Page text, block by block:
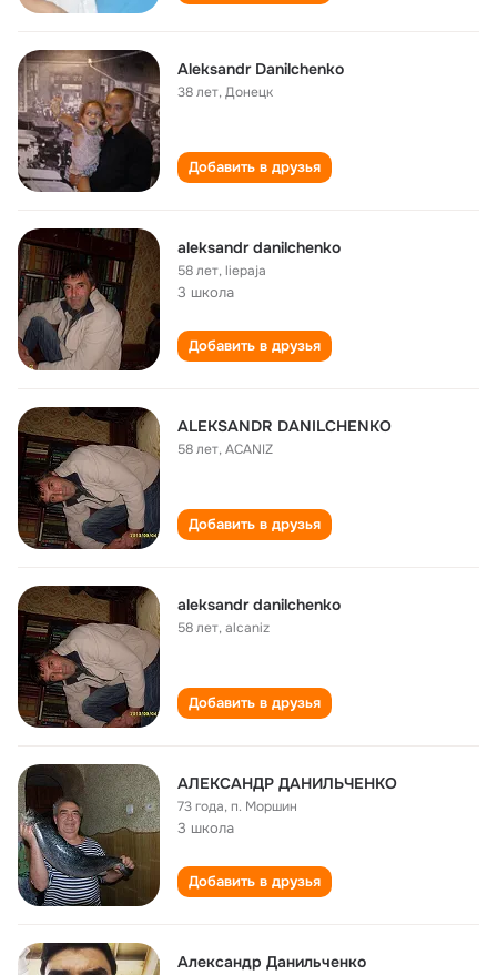
Aleksandr Danilchenko
38 лет,Донецк
Добавить в друзья
aleksandr danilchenko
58 лет,liepaja
3 школа
Добавить в друзья
ALEKSANDR DANILCHENKO
58 лет,ACANIZ
Добавить в друзья
aleksandr danilchenko
58 лет,alcaniz
Добавить в друзья
АЛЕКСАНДР ДАНИЛЬЧЕНКО
73 года,п. Моршин
3 школа
Добавить в друзья
Александр Данильченко